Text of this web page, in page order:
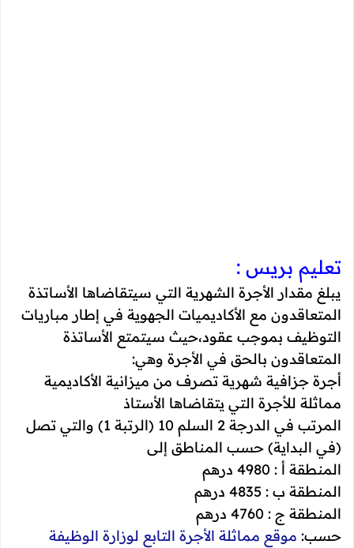
تعليم بريس :
يبلغ مقدار الأجرة الشهرية التي سيتقاضاها الأساتذة
المتعاقدون مع الأكاديميات الجهوية في إطار مباريات
التوظيف بموجب عقود،حيث سيتمتع الأساتذة
المتعاقدون بالحق في الأجرة وهي:
أجرة جزافية شهرية تصرف من ميزانية الأكاديمية
مماثلة للأجرة التي يتقاضاها الأستاذ
المرتب في الدرجة 2 السلم 10 (الرتبة 1) والتي تصل
(في البداية) حسب المناطق إلى
المنطقة أ : 4980 درهم
المنطقة ب : 4835 درهم
المنطقة ج : 4760 درهم
حسب: موقع مماثلة الأجرة التابع لوزارة الوظيفة